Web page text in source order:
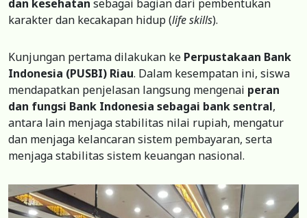
dan kesehatan sebagai bagian dari pembentukan
karakter dan kecakapan hidup (life skills).
Kunjungan pertama dilakukan ke Perpustakaan Bank
Indonesia (PUSBI) Riau. Dalam kesempatan ini, siswa
mendapatkan penjelasan langsung mengenai peran
dan fungsi Bank Indonesia sebagai bank sentral,
antara lain menjaga stabilitas nilai rupiah, mengatur
dan menjaga kelancaran sistem pembayaran, serta
menjaga stabilitas sistem keuangan nasional.